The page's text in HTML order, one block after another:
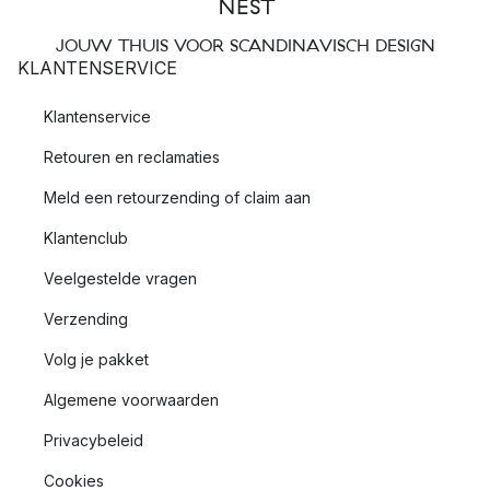
JOUW THUIS VOOR SCANDINAVISCH DESIGN
KLANTENSERVICE
Klantenservice
Retouren en reclamaties
Meld een retourzending of claim aan
Klantenclub
Veelgestelde vragen
Verzending
Volg je pakket
Algemene voorwaarden
Privacybeleid
Cookies